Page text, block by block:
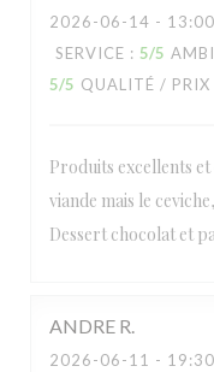
2026-06-14 -
SERVICE : 5/5
5/5 QUALITÉ / PRIX
Produits excellents et
viande mais le
Dessert chocolat et
ANDRE R
2026-06-11 -